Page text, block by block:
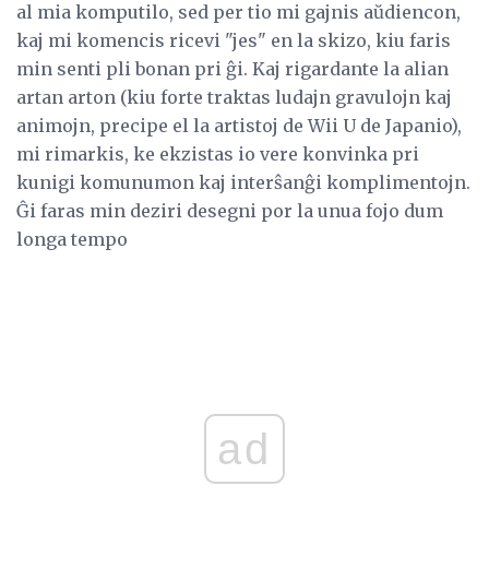
al mia komputilo, sed per tio mi gajnis aŭdiencon,
kaj mi komencis ricevi "jes" en la skizo, kiu faris
min senti pli bonan pri ĝi. Kaj rigardante la alian
artan arton (kiu forte traktas ludajn gravulojn kaj
animojn, precipe el la artistoj de Wii U de Japanio),
mi rimarkis, ke ekzistas io vere konvinka pri
kunigi komunumon kaj interŝanĝi komplimentojn.
Ĝi faras min deziri desegni por la unua fojo dum
longa tempo
ad